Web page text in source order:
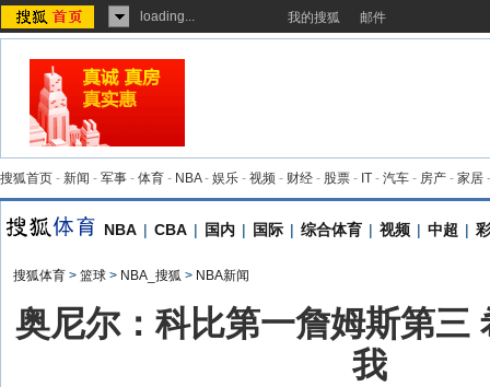
loading... 我的搜狐 邮件
搜狐首页 - 新闻 - 军事 - 体育 - NBA- 娱乐 - 视频 - 财经 - 股票 - IT - 汽车 - 房产 - 家居
NBA | CBA | 国内 | 国际 | 综合体育 | 视频 | 中超 |
搜狐体育 > 篮球 > NBA_搜狐 > NBA新闻
奥尼尔：科比第一詹姆斯第三
我